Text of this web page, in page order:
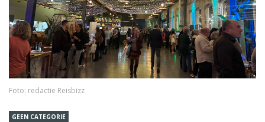
Foto: redactie Reisbizz
GEEN CATEGORIE